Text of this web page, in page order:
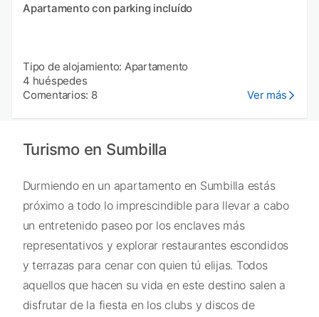
Apartamento con parking incluído
Tipo de alojamiento: Apartamento
4 huéspedes
Comentarios: 8
Ver más
Turismo en Sumbilla
Durmiendo en un apartamento en Sumbilla estás
próximo a todo lo imprescindible para llevar a cabo
un entretenido paseo por los enclaves más
representativos y explorar restaurantes escondidos
y terrazas para cenar con quien tú elijas. Todos
aquellos que hacen su vida en este destino salen a
disfrutar de la fiesta en los clubs y discos de